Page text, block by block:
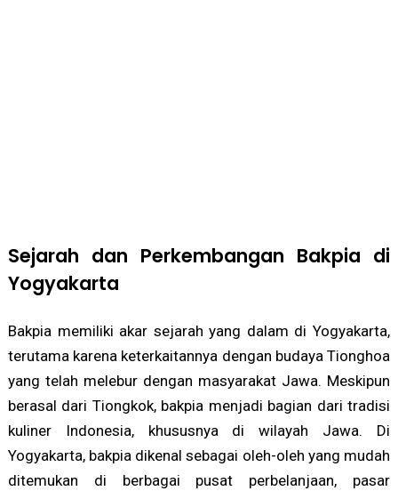
Sejarah dan Perkembangan Bakpia di
Yogyakarta
Bakpia memiliki akar sejarah yang dalam di Yogyakarta,
terutama karena keterkaitannya dengan budaya Tionghoa
yang telah melebur dengan masyarakat Jawa. Meskipun
berasal dari Tiongkok, bakpia menjadi bagian dari tradisi
kuliner Indonesia, khususnya di wilayah Jawa. Di
Yogyakarta, bakpia dikenal sebagai oleh-oleh yang mudah
ditemukan di berbagai pusat perbelanjaan, pasar